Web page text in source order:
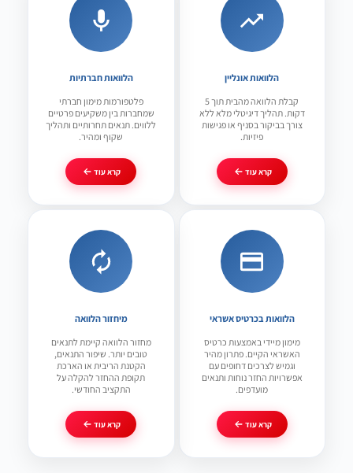
הלוואות אונליין
קבלת הלוואה מהבית תוך 5
דקות. תהליך דיגיטלי מלא ללא
צורך בביקור בסניף או פגישות
פיזיות.
קרא עוד
הלוואות חברתיות
פלטפורמות מימון חברתי
שמחברות בין משקיעים פרטיים
ללווים. תנאים תחרותיים ותהליך
שקוף ומהיר.
קרא עוד
הלוואות בכרטיס אשראי
מימון מיידי באמצעות כרטיס
האשראי הקיים. פתרון מהיר
וגמיש לצרכים דחופים עם
אפשרויות החזר נוחות ותנאים
מועדפים.
קרא עוד
מיחזור הלוואה
מחזור הלוואה קיימת לתנאים
טובים יותר. שיפור התנאים,
הקטנת הריבית או הארכת
תקופת ההחזר להקלה על
התקציב החודשי.
קרא עוד